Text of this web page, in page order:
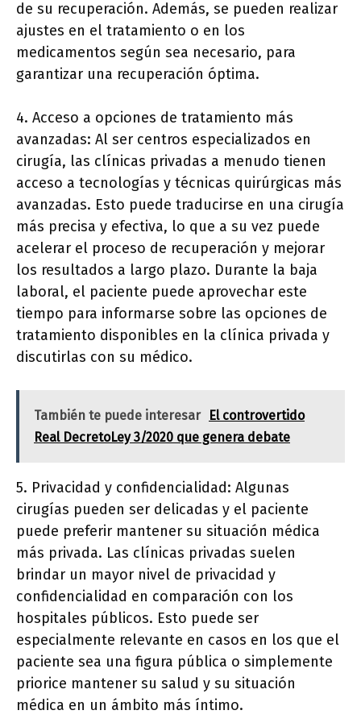
de su recuperación. Además, se pueden realizar
ajustes en el tratamiento o en los
medicamentos según sea necesario, para
garantizar una recuperación óptima.
4. Acceso a opciones de tratamiento más
avanzadas: Al ser centros especializados en
cirugía, las clínicas privadas a menudo tienen
acceso a tecnologías y técnicas quirúrgicas más
avanzadas. Esto puede traducirse en una cirugía
más precisa y efectiva, lo que a su vez puede
acelerar el proceso de recuperación y mejorar
los resultados a largo plazo. Durante la baja
laboral, el paciente puede aprovechar este
tiempo para informarse sobre las opciones de
tratamiento disponibles en la clínica privada y
discutirlas con su médico.
También te puede interesar
El controvertido
Real DecretoLey 3/2020 que genera debate
5. Privacidad y confidencialidad: Algunas
cirugías pueden ser delicadas y el paciente
puede preferir mantener su situación médica
más privada. Las clínicas privadas suelen
brindar un mayor nivel de privacidad y
confidencialidad en comparación con los
hospitales públicos. Esto puede ser
especialmente relevante en casos en los que el
paciente sea una figura pública o simplemente
priorice mantener su salud y su situación
médica en un ámbito más íntimo.